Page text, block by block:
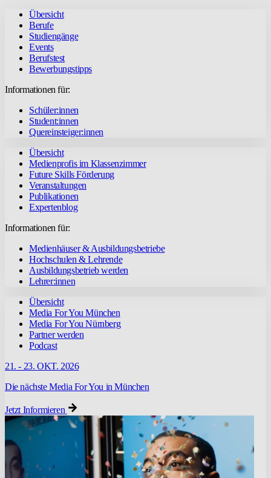
Übersicht
Berufe
Studiengänge
Events
Berufstest
Bewerbungstipps
Informationen für:
Schüler:innen
Student:innen
Quereinsteiger:innen
Übersicht
Medienprofis im Klassenzimmer
Future Skills Förderung
Veranstaltungen
Publikationen
Expertenblog
Informationen für:
Medienhäuser & Ausbildungsbetriebe
Hochschulen & Lehrende
Ausbildungsbetrieb werden
Lehrer:innen
Übersicht
Media For You München
Media For You Nürnberg
Partner werden
Podcast
21. - 23. OKT. 2026
Die nächste Media For You in München
Jetzt Informieren